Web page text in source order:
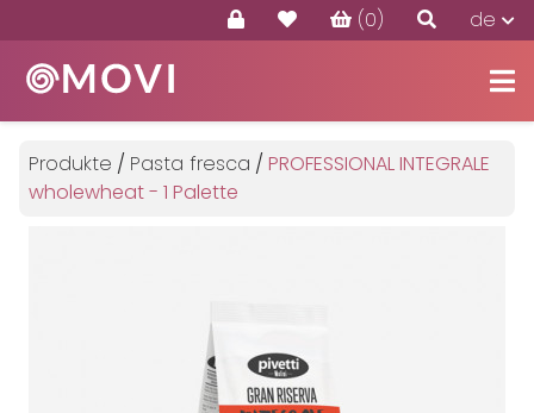
(0) de
Produkte
Kontakte
Produkte / Pasta fresca / PROFESSIONAL INTEGRALE
wholewheat - 1 Palette